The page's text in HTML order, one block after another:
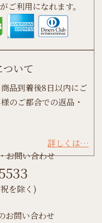
ご利用になれます。
いて
品到着後8日以内にご
のご都合での返品・
詳しくは…
お問い合わせ
を除く)
お問い合わせ